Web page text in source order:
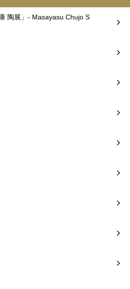
陶展」- Masayasu Chujo S